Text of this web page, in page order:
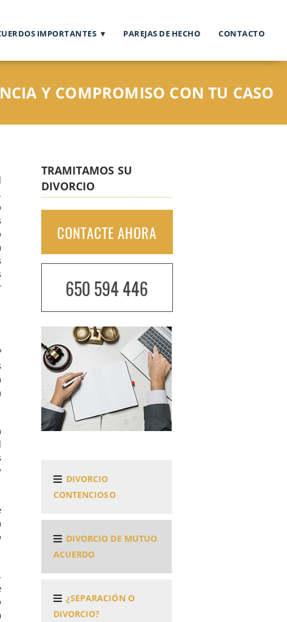
IMPORTANTES PAREJAS DE HECHO CONTACTO
Y COMPROMISO CON TU CASO
TRAMITAMOS SU
DIVORCIO
CONTACTE AHORA
650 594 446
DIVORCIO
CONTENCIOSO
DIVORCIO DE MUTUO
ACUERDO
¿SEPARACIÓN O
DIVORCIO?